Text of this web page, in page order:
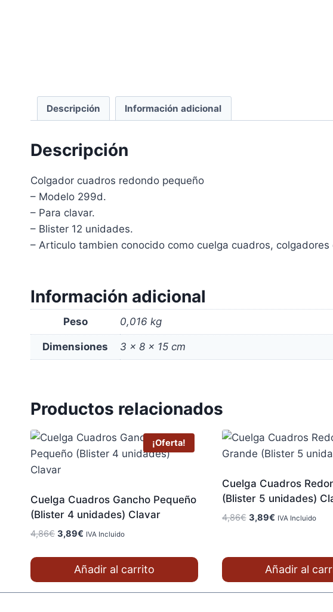
Descripción Información adicional
Descripción
Colgador cuadros redondo pequeño
– Modelo 299d.
– Para clavar.
– Blister 12 unidades.
– Articulo tambien conocido como cuelga cuadros,
Información adicional
Peso 0,016 kg
Dimensiones 3 × 8 × 15 cm
Productos relacionados
¡Oferta!
Cuelga Cuadros Gancho Pequeño
(Blister 4 unidades) Clavar
4,86€ El
3,89€ El
es:
IVA Incluido
Añadir al carrito
Cuelga Cuadros
(Blister 5 unidades)
4,86€ El
era:
4,86€.
3,89€El
es:
3,89€.
IVA Incluido
Añadir al